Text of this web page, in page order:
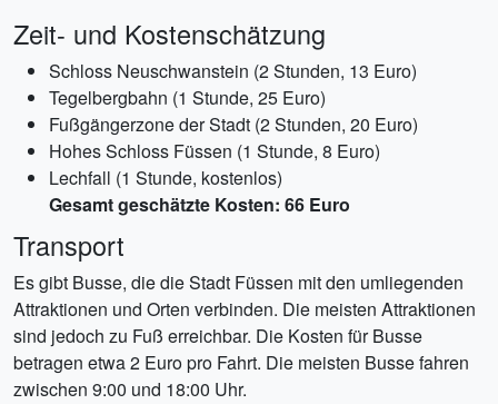
Zeit- und Kostenschätzung
Schloss Neuschwanstein (2 Stunden, 13 Euro)
Tegelbergbahn (1 Stunde, 25 Euro)
Fußgängerzone der Stadt (2 Stunden, 20 Euro)
Hohes Schloss Füssen (1 Stunde, 8 Euro)
Lechfall (1 Stunde, kostenlos)
Gesamt geschätzte Kosten: 66 Euro
Transport
Es gibt Busse, die die Stadt Füssen mit den umliegenden
Attraktionen und Orten verbinden. Die meisten Attraktionen
sind jedoch zu Fuß erreichbar. Die Kosten für Busse
betragen etwa 2 Euro pro Fahrt. Die meisten Busse fahren
zwischen 9:00 und 18:00 Uhr.